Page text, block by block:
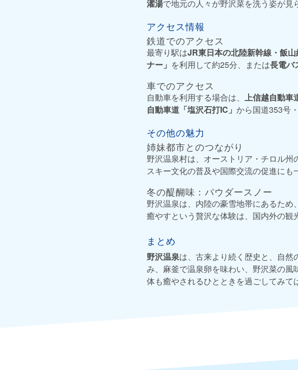
濯湯で地元の人々が野沢菜を洗う姿が見
アクセス情報
鉄道でのアクセス
最寄り駅はJR東日本の北陸新幹線・飯山
ナー」 を利用して約25分、または長電バ
車でのアクセス
自動車を利用する場合は、 上信越自動車
自動車道「塩沢石打IC」 から国道353号
その他の魅力
姉妹都市とのつながり
野沢温泉村は、オーストリア・チロル州
スキー文化の普及や国際交流の促進にも
冬の醍醐味：パウダースノー
野沢温泉は、内陸の豪雪地帯にあるため、
癒やすという贅沢な体験は、国内外の観
まとめ
野沢温泉は、古来より続く歴史と、自
み、麻釜で温泉卵を味わい、野沢菜の
体も癒やされるひとときを過ごしてみて